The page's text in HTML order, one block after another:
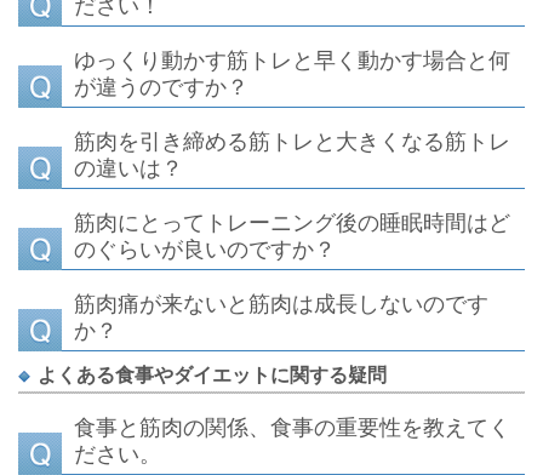
ださい！
ゆっくり動かす筋トレと早く動かす場合と何
が違うのですか？
筋肉を引き締める筋トレと大きくなる筋トレ
の違いは？
筋肉にとってトレーニング後の睡眠時間はど
のぐらいが良いのですか？
筋肉痛が来ないと筋肉は成長しないのです
か？
よくある食事やダイエットに関する疑問
食事と筋肉の関係、 食事の重要性を教えてく
ださい。